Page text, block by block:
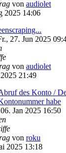
von audiolet
2025 14:06
27. Jun 2025
von audiolet
21:49
des Konto /
habe
Jan 2025 16:50
von roku
2025 13:18